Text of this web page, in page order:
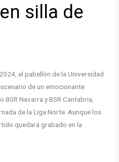
silla de
el pabellón de la Universidad
de un emocionante
Navarra y BSR Cantabria,
de la Liga Norte. Aunque los
quedará grabado en la